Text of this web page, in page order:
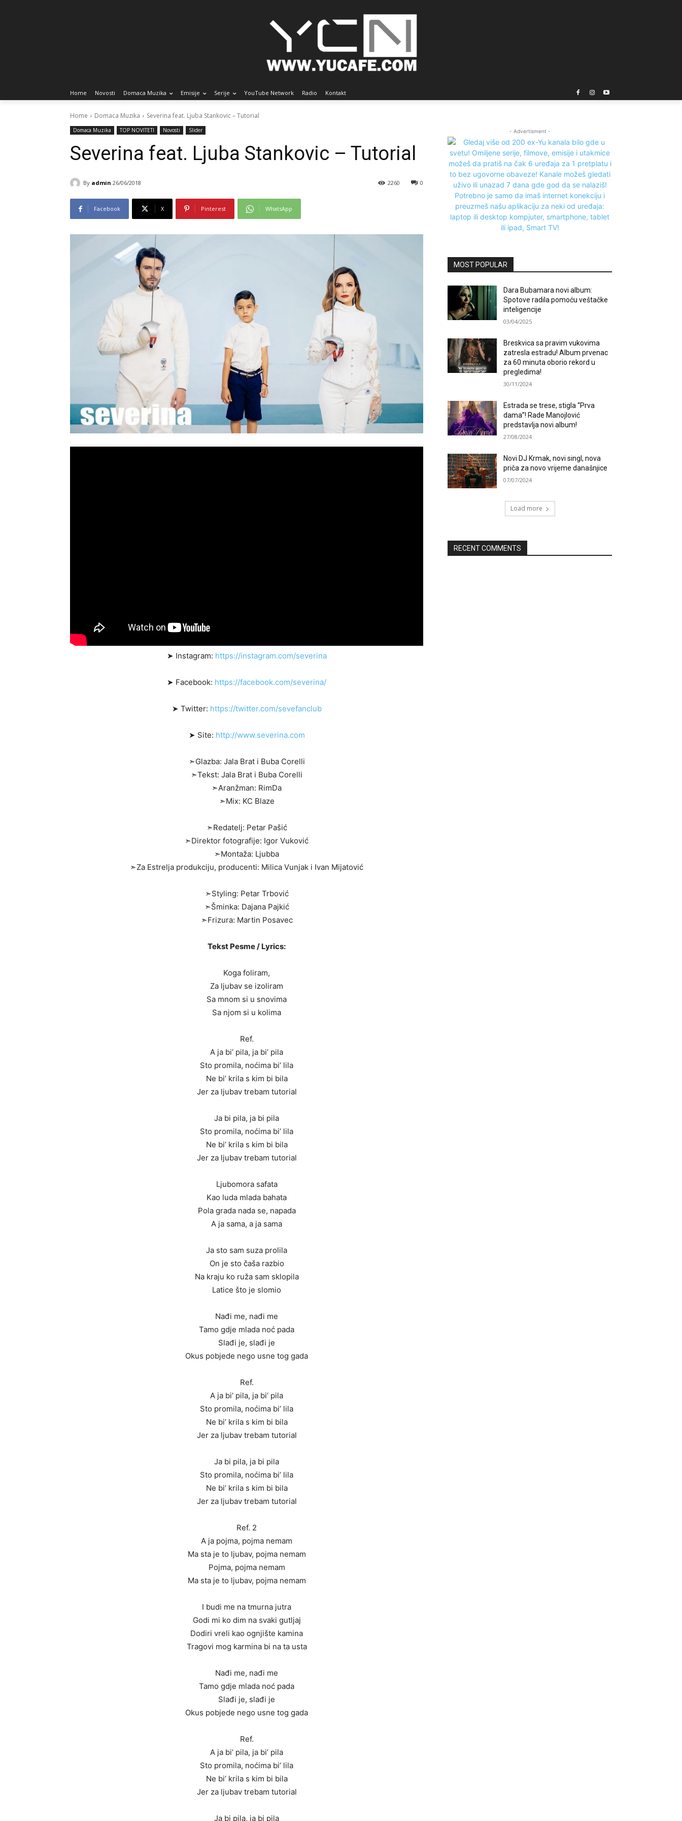
Home Novosti Domaca Muzika Emisije Serije YouTube Network Radio Kontakt
Home Domaca Muzika Severina feat. Ljuba Stankovic – Tutorial
Domaca Muzika TOP NOVITETI Novosti Slider
Severina feat. Ljuba Stankovic – Tutorial
By admin 26/06/2018 0
2260
Facebook X Pinterest WhatsApp
➤ Instagram: https://instagram.com/severina
➤ Facebook: https://facebook.com/severina/
➤ Twitter: https://twitter.com/sevefanclub
➤ Site: http://www.severina.com
➣Glazba: Jala Brat i Buba Corelli
➣Tekst: Jala Brat i Buba Corelli
➣Aranžman: RimDa
➣Mix: KC Blaze
➣Redatelj: Petar Pašić
➣Direktor fotografije: Igor Vuković
➣Montaža: Ljubba
➣Za Estrelja produkciju, producenti: Milica Vunjak i Ivan Mijatović
➣Styling: Petar Trbović
➣Šminka: Dajana Pajkić
➣Frizura: Martin Posavec
Tekst Pesme / Lyrics:
Koga foliram,
Za ljubav se izoliram
Sa mnom si u snovima
Sa njom si u kolima
Ref.
A ja bi’ pila, ja bi’ pila
Sto promila, noćima bi’ lila
Ne bi’ krila s kim bi bila
Jer za ljubav trebam tutorial
Ja bi pila, ja bi pila
Sto promila, noćima bi’ lila
Ne bi’ krila s kim bi bila
Jer za ljubav trebam tutorial
Ljubomora safata
Kao luda mlada bahata
Pola grada nada se, napada
A ja sama, a ja sama
Ja sto sam suza prolila
On je sto čaša razbio
Na kraju ko ruža sam sklopila
Latice što je slomio
Nađi me, nađi me
Tamo gdje mlada noć pada
Slađi je, slađi je
Okus pobjede nego usne tog gada
Ref.
A ja bi’ pila, ja bi’ pila
Sto promila, noćima bi’ lila
Ne bi’ krila s kim bi bila
Jer za ljubav trebam tutorial
Ja bi pila, ja bi pila
Sto promila, noćima bi’ lila
Ne bi’ krila s kim bi bila
Jer za ljubav trebam tutorial
Ref. 2
A ja pojma, pojma nemam
Ma sta je to ljubav, pojma nemam
Pojma, pojma nemam
Ma sta je to ljubav, pojma nemam
I budi me na tmurna jutra
Godi mi ko dim na svaki gutljaj
Dodiri vreli kao ognjište kamina
Tragovi mog karmina bi na ta usta
Nađi me, nađi me
Tamo gdje mlada noć pada
Slađi je, slađi je
Okus pobjede nego usne tog gada
Ref.
A ja bi’ pila, ja bi’ pila
Sto promila, noćima bi’ lila
Ne bi’ krila s kim bi bila
Jer za ljubav trebam tutorial
Ja bi pila, ja bi pila
- Advertisment -
MOST POPULAR
Dara Bubamara novi album:
Spotove radila pomoću veštačke
inteligencije
03/04/2025
Breskvica sa pravim vukovima
zatresla estradu! Album prvenac
za 60 minuta oborio rekord u
pregledima!
30/11/2024
Estrada se trese, stigla “Prva
dama”! Rade Manojlović
predstavlja novi album!
27/08/2024
Novi DJ Krmak, novi singl, nova
priča za novo vrijeme današnjice
07/07/2024
Load more
RECENT COMMENTS